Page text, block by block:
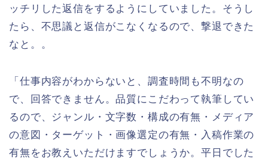
ッチリした返信をするようにしていました。そうし
たら、不思議と返信がこなくなるので、撃退できた
なと。。
「仕事内容がわからないと、調査時間も不明なの
で、回答できません。品質にこだわって執筆してい
るので、ジャンル・文字数・構成の有無・メディア
の意図・ターゲット・画像選定の有無・入稿作業の
有無をお教えいただけますでしょうか。平日でした